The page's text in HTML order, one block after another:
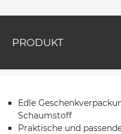
PRODUKT
Edle
Schaumstoff
Praktische und